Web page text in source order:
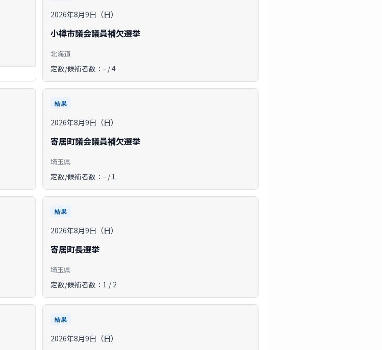
2026年8月9日（日）
小樽市議会議員補欠選挙
北海道
定数/候補者数：- / 4
結果
2026年8月9日（日）
寄居町議会議員補欠選挙
埼玉県
定数/候補者数：- / 1
結果
2026年8月9日（日）
寄居町長選挙
埼玉県
定数/候補者数：1 / 2
結果
2026年8月9日（日）